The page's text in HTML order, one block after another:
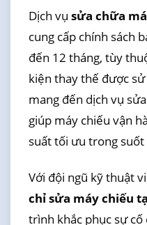
Dịch vụ sửa chữa
cung cấp chính sách
đến 12 tháng, tùy
kiện thay thế được
mang đến dịch vụ
giúp máy chiếu vận
suất tối ưu trong
Với đội ngũ kỹ thuật
chỉ sửa máy chiếu
trình khắc phục sự